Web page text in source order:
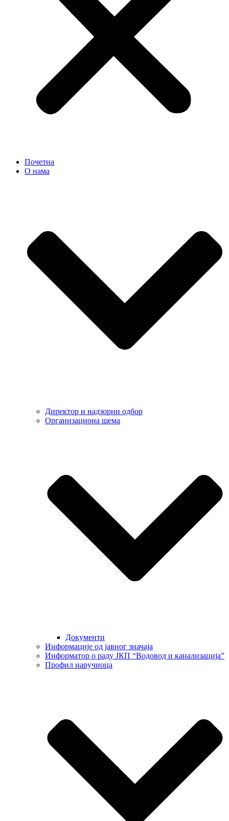
Почетна
О нама
Директор и надзорни одбор
Организациона шема
Документи
Информације од јавног значаја
Информатор о раду ЈКП “Водовод и канализација”
Профил наручиоца